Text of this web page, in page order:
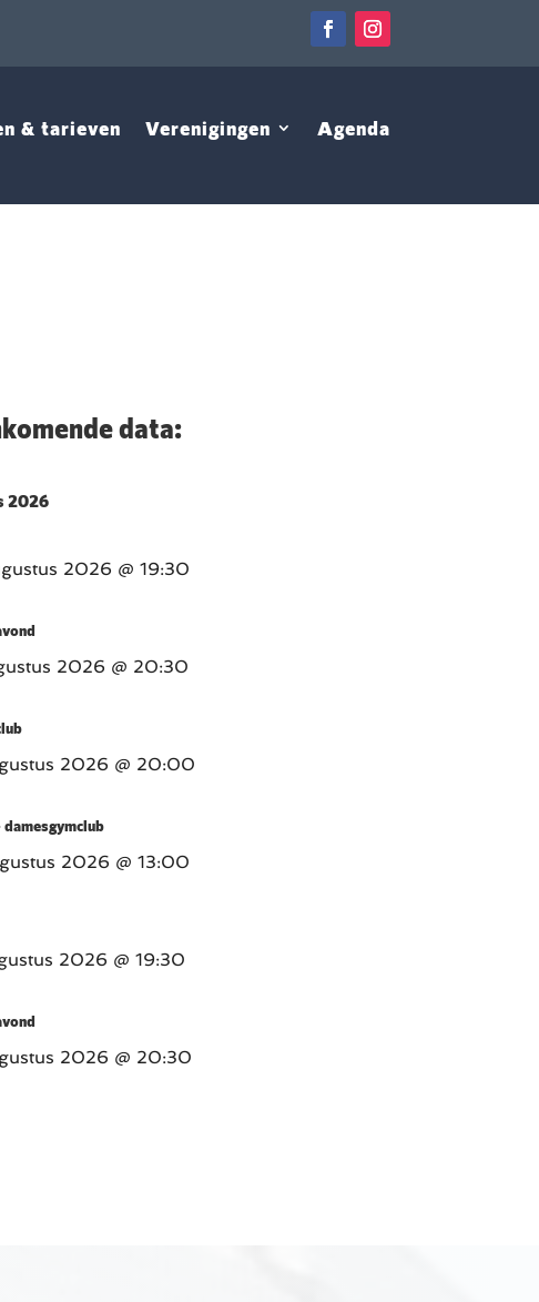
& tarieven Verenigingen Agenda
data:
2026
2026 @ 19:30
2026 @ 20:30
2026 @ 20:00
damesgymclub
2026 @ 13:00
2026 @ 19:30
2026 @ 20:30